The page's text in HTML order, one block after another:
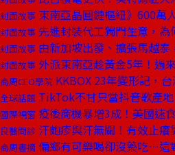
封面故事 東南亞晶圓鏈樞紐》600萬
封面故事 先進封裝代工獨門生意，為
封面故事 由新加坡出發、擴張馬越
封面故事 外派東南亞趁黃金5年！過
商周CEO學院 KKBOX 23年變形記，
全球話題 TikTok不甘只當抖音歌產
國際視窗 疫後商機暴增3成！美國速
良醫問診 汗皰疹與汗無關！有效止癢
商周書摘 偏鄉有可樂喝卻沒藥吃⋯這